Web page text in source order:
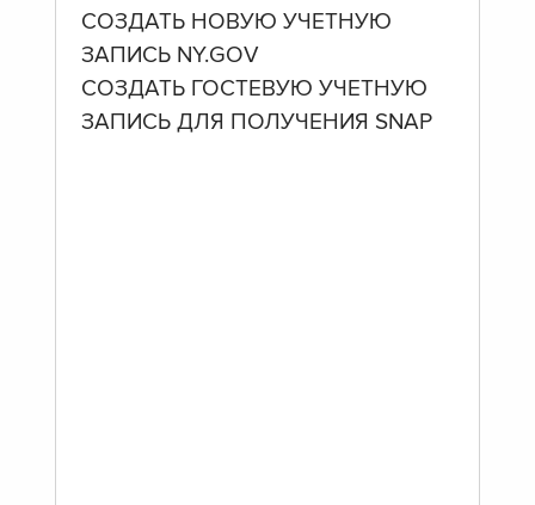
СОЗДАТЬ НОВУЮ УЧЕТНУЮ
ЗАПИСЬ NY.GOV
СОЗДАТЬ ГОСТЕВУЮ УЧЕТНУЮ
ЗАПИСЬ ДЛЯ ПОЛУЧЕНИЯ SNAP